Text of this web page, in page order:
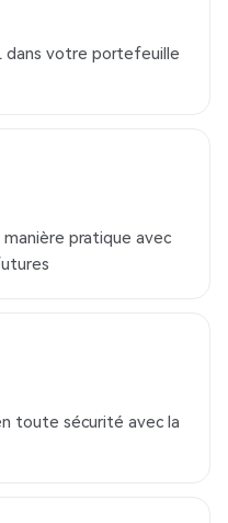
votre portefeuille
pratique avec
toute sécurité avec la